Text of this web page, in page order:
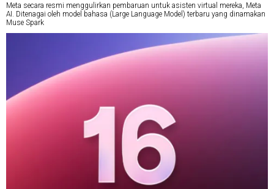
Meta secara resmi menggulirkan pembaruan untuk asisten virtual mereka, Meta
AI. Ditenagai oleh model bahasa (Large Language Model) terbaru yang dinamakan
Muse Spark